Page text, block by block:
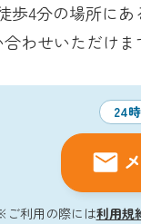
4分の場所に
わせいただけま
24
ご利用の際には利用規